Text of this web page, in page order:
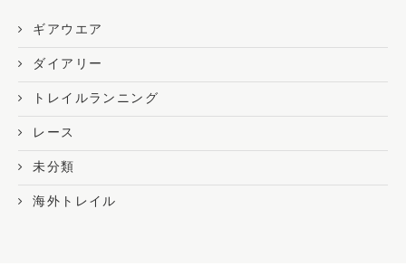
ギアウエア
ダイアリー
トレイルランニング
レース
未分類
海外トレイル